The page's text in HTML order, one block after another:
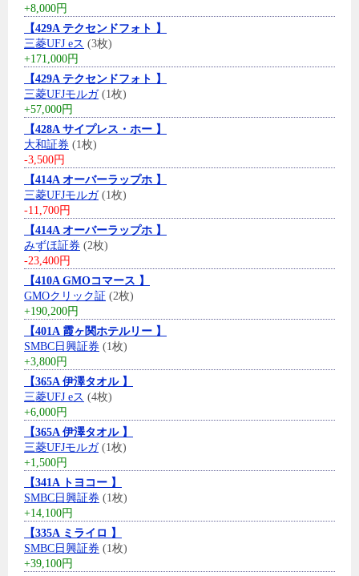
+8,000円
【429A テクセンドフォト 】
三菱UFJ eス (3枚)
+171,000円
【429A テクセンドフォト 】
三菱UFJモルガ(1枚)
+57,000円
【428A サイプレス・ホー 】
大和証券 (1枚)
-3,500円
【414A オーバーラップホ 】
三菱UFJモルガ(1枚)
-11,700円
【414A オーバーラップホ 】
みずほ証券 (2枚)
-23,400円
【410A GMOコマース 】
GMOクリック証 (2枚)
+190,200円
【401A 霞ヶ関ホテルリー 】
SMBC日興証券 (1枚)
+3,800円
【365A 伊澤タオル 】
三菱UFJ eス (4枚)
+6,000円
【365A 伊澤タオル 】
三菱UFJモルガ(1枚)
+1,500円
【341A トヨコー 】
SMBC日興証券 (1枚)
+14,100円
【335A ミライロ 】
SMBC日興証券 (1枚)
+39,100円